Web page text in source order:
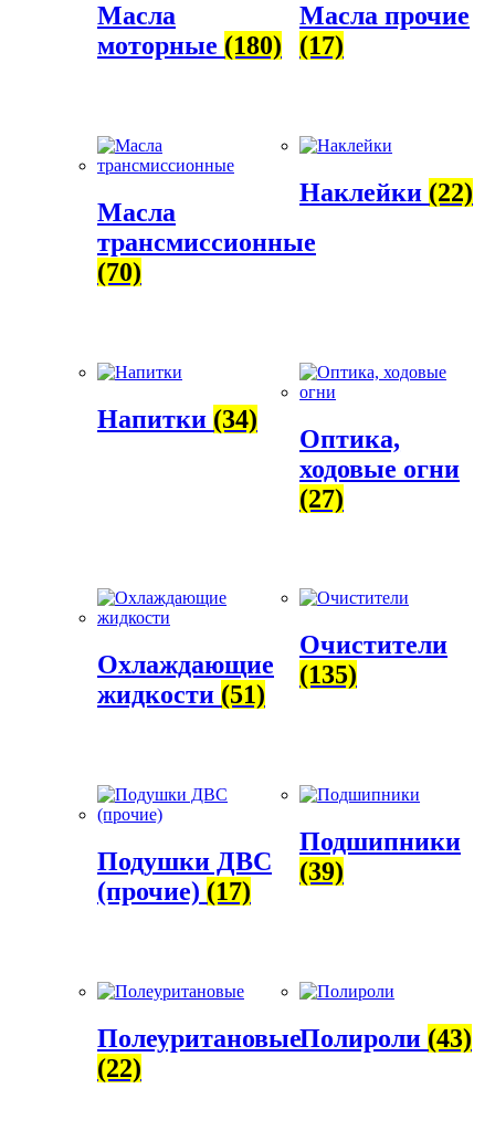
Масла
моторные (180)
Масла прочие
(17)
Масла
трансмиссионные
(70)
Наклейки (22)
Напитки (34)
Оптика,
ходовые огни
(27)
Охлаждающие
жидкости (51)
Очистители
(135)
Подушки ДВС
(прочие) (17)
Подшипники
(39)
Полеуритановые
(22)
Полироли (43)